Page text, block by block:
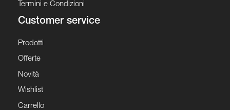
Termini e Condizioni
Customer service
Prodotti
Offerte
Novità
Wishlist
Carrello